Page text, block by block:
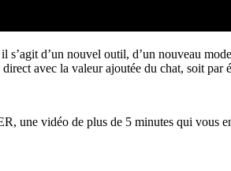
d’un nouvel outil, d’un nouveau
avec la valeur ajoutée du chat, soit
une vidéo de plus de 5 minutes qui vous